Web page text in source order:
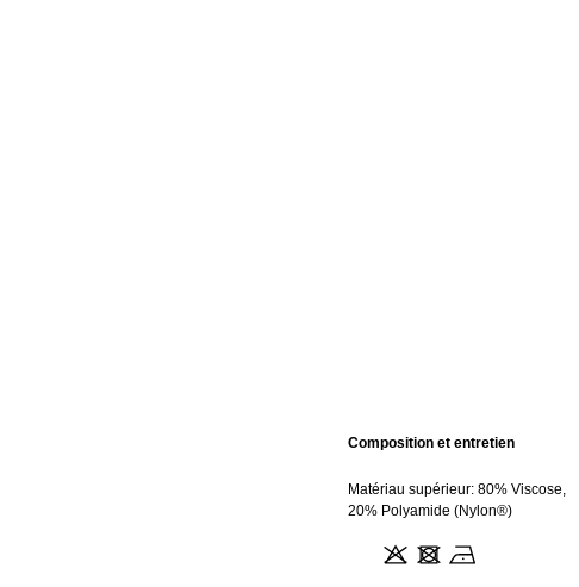
Composition et entretien
Matériau supérieur: 80% Viscose,
20% Polyamide (Nylon®)